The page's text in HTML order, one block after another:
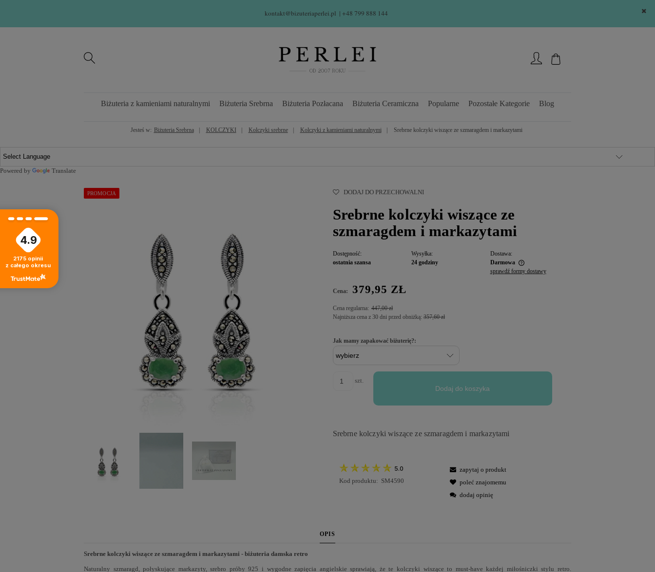
kontakt@bizuteriaperlei.pl | +48 799 888 144
Biżuteria z kamieniami naturalnymi Biżuteria Srebrna Biżuteria Pozłacana Biżuteria Ceramiczna Popularne Pozostałe Kategorie Blog
Jesteś w: Biżuteria Srebrna KOLCZYKI Kolczyki srebrne Kolczyki z kamieniami naturalnymi Srebrne kolczyki wiszące ze szmaragdem i markazytami
Powered by Translate
PROMOCJA DODAJ DO PRZECHOWALNI
Srebrne kolczyki wiszące ze
szmaragdem i markazytami
Dostępność:
ostatnia szansa
Wysyłka:
24 godziny
Dostawa:
Darmowa
sprawdź formy dostawy
Cena: 379,95 ZŁ
Cena regularna: 447,00 zł
Najniższa cena z 30 dni przed obniżką:357,60 zł
Jak mamy zapakować biżuterię?:
szt.
Dodaj do koszyka
Srebrne kolczyki wiszące ze szmaragdem i markazytami
5.0
Kod produktu: SM4590
zapytaj o produkt
poleć znajomemu
dodaj opinię
OPIS
Srebrne kolczyki wiszące ze szmaragdem i markazytami - biżuteria damska retro
Naturalny szmaragd, połyskujące markazyty, srebro próby 925 i wygodne zapięcia angielskie sprawiają, że te kolczyki wiszące to must-have każdej miłośniczki stylu retro.
4.9
2175 opinii
z całego okresu